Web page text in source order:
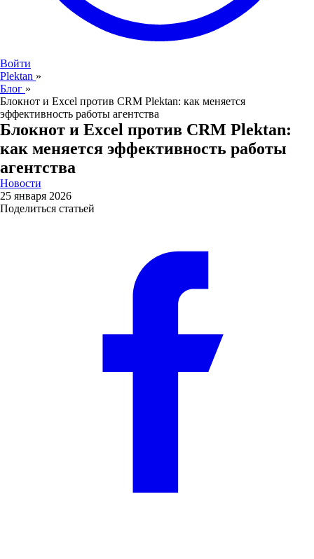
Войти
Plektan »
Блог »
Блокнот и Excel против CRM Plektan: как меняется
эффективность работы агентства
Блокнот и Excel против CRM Plektan:
как меняется эффективность работы
агентства
Новости
25 января 2026
Поделиться статьей